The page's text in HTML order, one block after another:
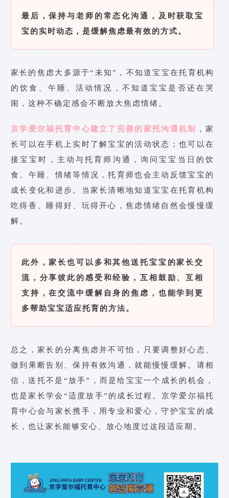
最后，保持与老师的常态化沟通，及时获取宝
宝的实时动态，是缓解焦虑最有效的方式。
家长的焦虑大多源于“未知”，不知道宝宝在托育机构
的饮食、午睡、活动情况，不知道宝宝是否还在哭
闹，这种不确定感会不断放大焦虑情绪。
京学爱尔福托育中心建立了完善的家托沟通机制
，家
长可以在手机上实时了解宝宝的活动状态；也可以在
接宝宝时，主动与托育师沟通，询问宝宝当日的饮
食、午睡、情绪等情况，托育师也会主动反馈宝宝的
成长变化和进步。当家长清晰地知道宝宝在托育机构
吃得香、睡得好、玩得开心，焦虑情绪自然会慢慢缓
解。
此外，家长也可以多和其他送托宝宝的家长交
流，分享彼此的感受和经验，互相鼓励、互相
支持，在交流中缓解自身的焦虑，也能学到更
多帮助宝宝适应托育的方法。
总之，家长的分离焦虑并不可怕，只要调整好心态、
做到果断告别、保持有效沟通，就能慢慢缓解。请相
信，送托不是“放手”，而是给宝宝一个成长的机会，
也是家长学会“适度放手”的成长过程。京学爱尔福托
育中心会与家长携手，用专业和爱心，守护宝宝的成
长，也让家长能够安心、放心地度过这段适应期。